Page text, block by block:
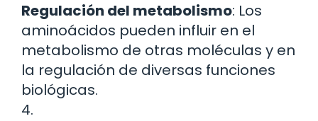
Regulación del metabolismo: Los
aminoácidos pueden influir en el
metabolismo de otras moléculas y en
la regulación de diversas funciones
biológicas.
4.